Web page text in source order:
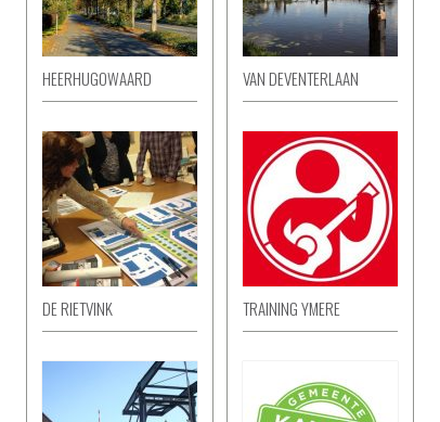
HEERHUGOWAARD VAN DEVENTERLAAN
DE RIETVINK TRAINING YMERE